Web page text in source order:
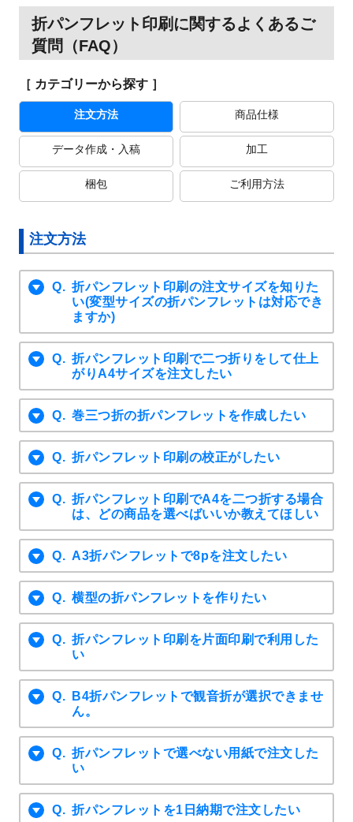
折パンフレット印刷に関するよくあるご
質問（FAQ）
［ カテゴリーから探す ］
注文方法 商品仕様
データ作成・入稿 加工
梱包 ご利用方法
注文方法
折パンフレット印刷の注文サイズを知りた
い(変型サイズの折パンフレットは対応でき
ますか)
折パンフレット印刷で二つ折りをして仕上
がりA4サイズを注文したい
巻三つ折の折パンフレットを作成したい
折パンフレット印刷の校正がしたい
折パンフレット印刷でA4を二つ折する場合
は、どの商品を選べばいいか教えてほしい
A3折パンフレットで8pを注文したい
横型の折パンフレットを作りたい
折パンフレット印刷を片面印刷で利用した
い
B4折パンフレットで観音折が選択できませ
ん。
折パンフレットで選べない用紙で注文した
い
折パンフレットを1日納期で注文したい